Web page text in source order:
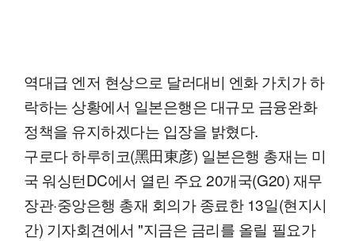
역대급 엔저 현상으로 달러대비 엔화 가치가 하
락하는 상황에서 일본은행은 대규모 금융완화
정책을 유지하겠다는 입장을 밝혔다.
구로다 하루히코(黑田東彦) 일본은행 총재는 미
국 워싱턴DC에서 열린 주요 20개국(G20) 재무
장관·중앙은행 총재 회의가 종료한 13일(현지시
간) 기자회견에서 "지금은 금리를 올릴 필요가